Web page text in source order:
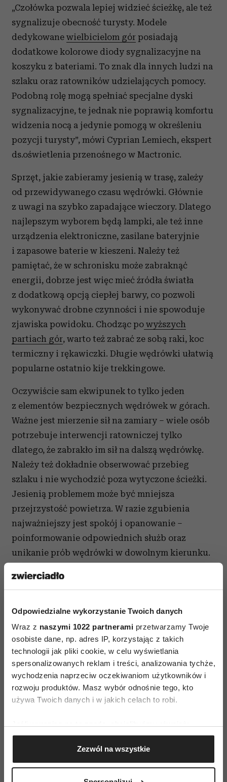
Odpowiedzialne wykorzystanie Twoich danych
Wraz z naszymi 1022 partnerami przetwarzamy Twoje
osobiste dane, np. adres IP, korzystając z takich
technologii jak pliki cookie, w celu wyświetlania
spersonalizowanych reklam i treści, analizowania tychże,
wychodzenia naprzeciw oczekiwaniom użytkowników i
rozwoju produktów. Masz wybór odnośnie tego, kto
używa Twoich danych i w jakich celach to robi.
Gromadzić dane dotyczące Twojej lokalizacji
geograficznej z dokładnością nawet do kilku metrów
Identyfikować Twoje urządzenie, aktywnie
Zezwól na wszystkie
„Czołówka pozwala lepiej widzieć ścieżkę, ale też
sygnalizuje obecność turysty. Modele
dedykowane wielbicielom gór posiadają
dodatkowe kolorowe diody sygnalizacyjne na
koszyku z bateriami. To znak dla innych ludzi na
szlaku oraz ratowników udzielających pomocy.
Podobną rolę mogą spełniać specjalne dyski
sygnalizacyjne, te jednak nie poprawią komfortu
widzenia nocą a jedynie pomogą w określeniu
pozycji turysty”, mówi Cyprian Lemiech, ekspert
ds.oświetlenia przenośnego w Mactronic.
Sprzęt, jakie zabieramy jesienią w trasę, zależy
od przewidywanego czasu wędrówki. Głównie
z uwagi na szybko zapadające wieczory. Dlatego
najlepszym wyborem będą lampki, ale też inne
urządzenia elektroniczne, zasilane bateryjnie
i zapasowe baterie w kieszeni. Należy też
pamiętać, że w schronisku może zabraknąć
energii, dobrze jest więc mieć źródła światła
z dodatkową opcją ciepłej barwy, co pozwoli
wykonywać drobne czynności i nie spowoduje
zjawiska powidoku. Chodząc po wyższych
partiach gór, warto też zabrać ze sobą raki, koc
termiczny i rękawiczki. Długie wędrówki ułatwią
popularne ostatnio kije trekkingowe.
Oczywiście sam ekwipunek to tylko jeden
z elementów bezpiecznych wędrówek w górach.
Ważne jest mierzenie sił na zamiary – wiele osób
potrzebuje interwencji ratowniczej tylko
dlatego, że zabrakło im sił na dalszą wędrówkę.
Należy też dokładnie obserwować przebieg
szlaku i nie wychodzić poza wytyczone ścieżki.
Jesienią problemem może być mniejsza
przejrzystość powietrza. W razie zgubienia
najważniejszy jest spokój i opanowanie –
poinformowanie odpowiednich służb oraz
unikanie prób wędrówki w dowolnym kierunku.
Komisja Turystyki Górskiej Zarządu Głównego
PTTK radzi:
Przed wyruszeniem w góry oceń swoje
doświadczenie i kondycję.
Przygotuj wcześniej plan wycieczki
Weź pod uwagę zmiany pogody. Zabierz
odzież chroniącą przed zimnem i wilgocią.
Informację o celu podróży i planowanym
terminie powrotu pozostaw w domu,
najmniej sprawnego uczestnika wycieczki.